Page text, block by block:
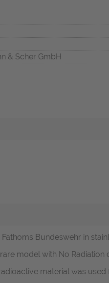
& Scher GmbH
Bundeswehr in
model with No Radiation
material was used